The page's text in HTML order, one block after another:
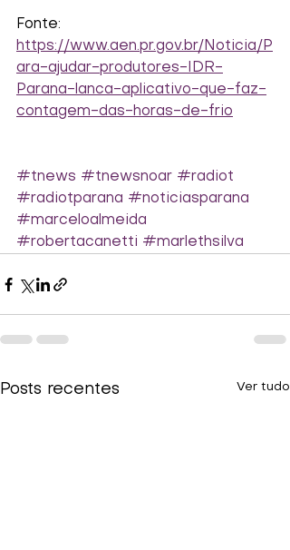
Fonte:
https://www.aen.pr.gov.br/Noticia/P
ara-ajudar-produtores-IDR-
Parana-lanca-aplicativo-que-faz-
contagem-das-horas-de-frio
#tnews #tnewsnoar #radiot
#radiotparana #noticiasparana
#marceloalmeida
#robertacanetti #marlethsilva
Posts recentes Ver tudo